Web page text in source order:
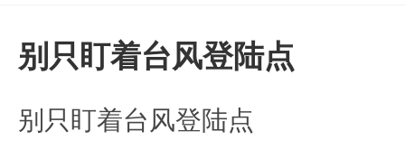
别只盯着台风登陆点
别只盯着台风登陆点